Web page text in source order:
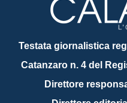
Testata giornalistica
Catanzaro n. 4 del
Direttore